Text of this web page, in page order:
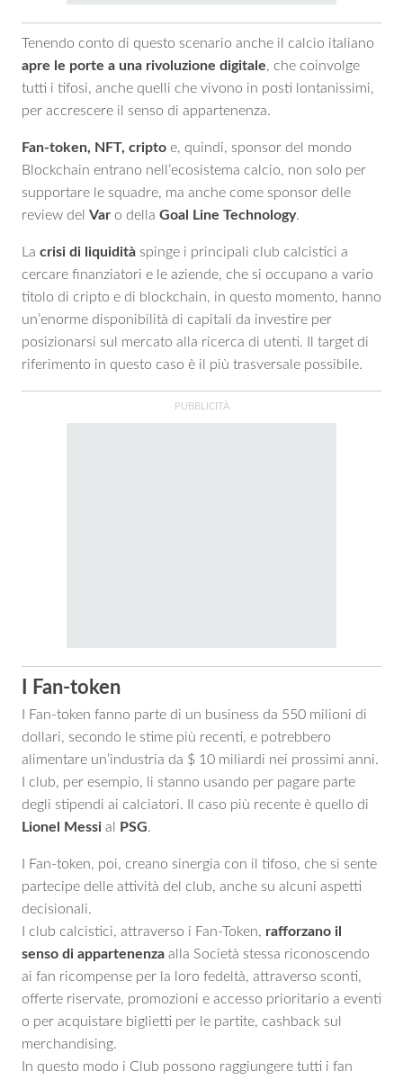
Tenendo conto di questo scenario anche il calcio italiano
apre le porte a una rivoluzione digitale, che coinvolge
tutti i tifosi, anche quelli che vivono in posti lontanissimi,
per accrescere il senso di appartenenza.
Fan-token, NFT, cripto e, quindi, sponsor del mondo
Blockchain entrano nell’ecosistema calcio, non solo per
supportare le squadre, ma anche come sponsor delle
review del Var o della Goal Line Technology.
La crisi di liquidità spinge i principali club calcistici a
cercare finanziatori e le aziende, che si occupano a vario
titolo di cripto e di blockchain, in questo momento, hanno
un’enorme disponibilità di capitali da investire per
posizionarsi sul mercato alla ricerca di utenti. Il target di
riferimento in questo caso è il più trasversale possibile.
I Fan-token
I Fan-token fanno parte di un business da 550 milioni di
dollari, secondo le stime più recenti, e potrebbero
alimentare un’industria da $ 10 miliardi nei prossimi anni.
I club, per esempio, li stanno usando per pagare parte
degli stipendi ai calciatori. Il caso più recente è quello di
Lionel Messi al PSG.
I Fan-token, poi, creano sinergia con il tifoso, che si sente
partecipe delle attività del club, anche su alcuni aspetti
decisionali.
I club calcistici, attraverso i Fan-Token, rafforzano il
senso di appartenenza alla Società stessa riconoscendo
ai fan ricompense per la loro fedeltà, attraverso sconti,
offerte riservate, promozioni e accesso prioritario a eventi
o per acquistare biglietti per le partite, cashback sul
merchandising.
In questo modo i Club possono raggiungere tutti i fan